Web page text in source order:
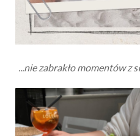
...nie zabrakło momentów z